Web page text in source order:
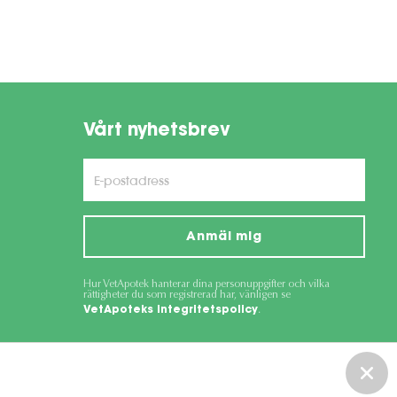
Vårt nyhetsbrev
Anmäl mig
Hur VetApotek hanterar dina personuppgifter och vilka
rättigheter du som registrerad har, vänligen se
VetApoteks integritetspolicy.